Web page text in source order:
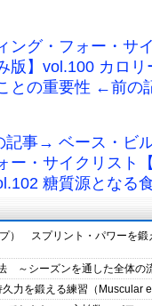
ング・フォー・サ
版】vol.100 カロリ
との重要性 ←前の
記事→ ベース・ビ
ー・サイクリスト
糖質源となる
） スプリント・パワーを鍛
～シーズンを通した全体の
力を鍛える練習（Muscular